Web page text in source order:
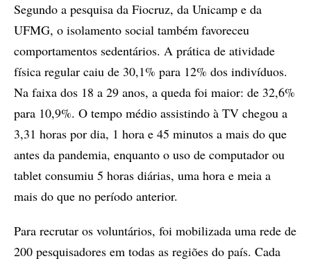
Segundo a pesquisa da Fiocruz, da Unicamp e da
UFMG, o isolamento social também favoreceu
comportamentos sedentários. A prática de atividade
física regular caiu de 30,1% para 12% dos indivíduos.
Na faixa dos 18 a 29 anos, a queda foi maior: de 32,6%
para 10,9%. O tempo médio assistindo à TV chegou a
3,31 horas por dia, 1 hora e 45 minutos a mais do que
antes da pandemia, enquanto o uso de computador ou
tablet consumiu 5 horas diárias, uma hora e meia a
mais do que no período anterior.
Para recrutar os voluntários, foi mobilizada uma rede de
200 pesquisadores em todas as regiões do país. Cada